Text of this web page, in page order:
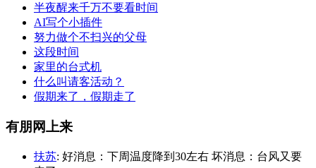
半夜醒来千万不要看时间
AI写个小插件
努力做个不扫兴的父母
这段时间
家里的台式机
什么叫请客活动？
假期来了，假期走了
有朋网上来
扶苏: 好消息：下周温度降到30左右 坏消息：台风又要